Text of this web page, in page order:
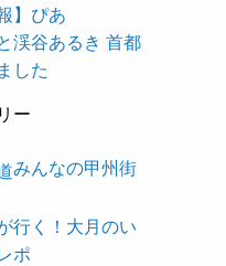
】ぴあ
渓谷あるき 首都
した
ー
みんなの甲州街